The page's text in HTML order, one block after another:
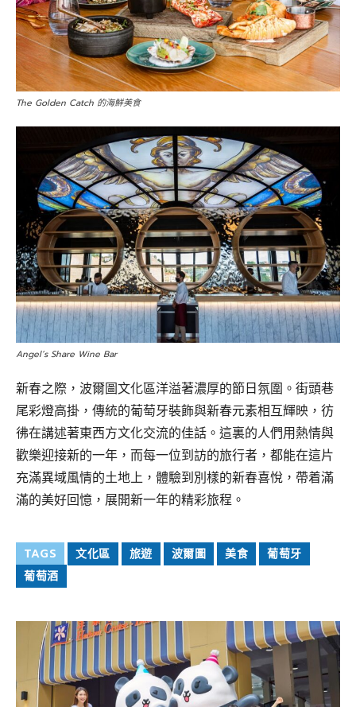
The Golden Catch 的海鮮美食
Angel’s Share Wine Bar
新春之際，波爾圖文化區洋溢著濃厚的節日氛圍。街頭巷
尾彩燈高掛，傳統的葡萄牙裝飾與新春元素相互輝映，彷
彿在講述著東西方文化交流的佳話。這裏的人們用熱情與
歡樂迎接新的一年，而每一位到訪的旅行者，都能在這片
充滿異域風情的土地上，體驗到別樣的新春喜悅，帶着滿
滿的美好回憶，展開新一年的精彩旅程。
TAGS 文化區 旅遊 波爾圖 美食
葡萄牙
葡萄酒